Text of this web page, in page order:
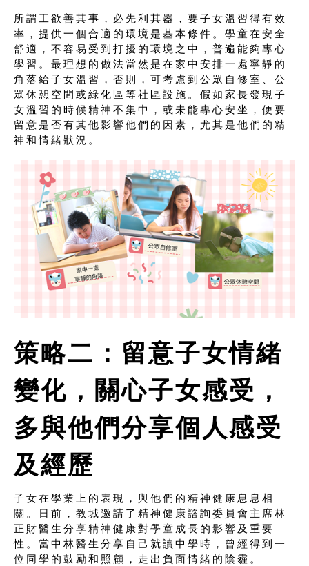
所謂工欲善其事，必先利其器，要子女溫習得有效
率，提供一個合適的環境是基本條件。學童在安全
舒適，不容易受到打擾的環境之中，普遍能夠專心
學習。最理想的做法當然是在家中安排一處寧靜的
角落給子女溫習，否則，可考慮到公眾自修室、公
眾休憩空間或綠化區等社區設施。假如家長發現子
女溫習的時候精神不集中，或未能專心安坐，便要
留意是否有其他影響他們的因素，尤其是他們的精
神和情緒狀況。
策略二：留意子女情緒
變化，關心子女感受，
多與他們分享個人感受
及經歷
子女在學業上的表現，與他們的精神健康息息相
關。日前，教城邀請了精神健康諮詢委員會主席林
正財醫生分享精神健康對學童成長的影響及重要
性。當中林醫生分享自己就讀中學時，曾經得到一
位同學的鼓勵和照顧，走出負面情緒的陰霾。